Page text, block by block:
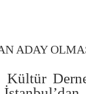
ADAY
Kültür